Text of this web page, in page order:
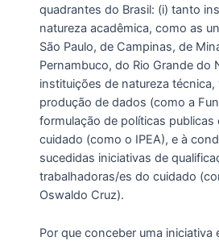
quadrantes do Brasil: (i) tanto
natureza acadêmica, como as
São Paulo, de Campinas, de
Pernambuco, do Rio Grande do
instituições de natureza técnica,
produção de dados (como a
formulação de políticas
cuidado (como o IPEA), e à
sucedidas iniciativas de
trabalhadoras/es do cuidado
Oswaldo Cruz).
Por que conceber uma iniciativa